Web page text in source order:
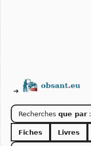
➔
Recherches que par:
Fiches Livres